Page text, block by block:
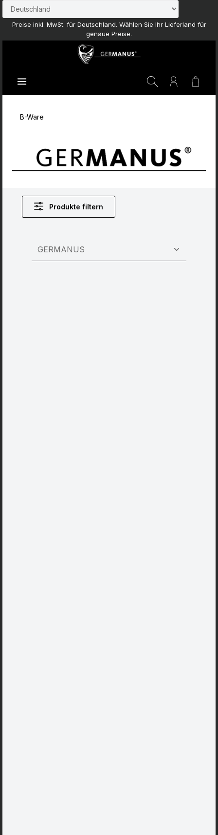
Zum Hauptinhalt springen
Preise inkl. MwSt. für Deutschland. Wählen Sie Ihr Lieferland für
genaue Preise.
B-Ware
Produkte filtern